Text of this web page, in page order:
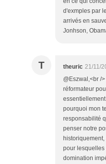
d'exmples par
arrivés en
Jonhson,
T theuric 21/11/
@Eszwal,<br /
réformateur
pourquoi mon
responsabilité
penser notre
pour lesquelles
domination